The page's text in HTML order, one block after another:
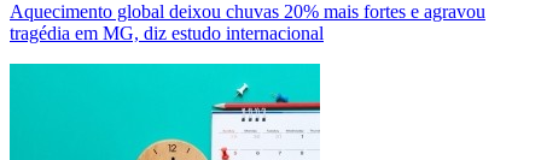
Aquecimento global deixou chuvas 20% mais fortes e agravou
tragédia em MG, diz estudo internacional